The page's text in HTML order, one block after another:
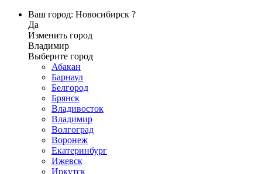
Ваш город: Новосибирск ?
Да
Изменить город
Владимир
Выберите город
Абакан
Барнаул
Белгород
Брянск
Владивосток
Владимир
Волгоград
Воронеж
Екатеринбург
Ижевск
Иркутск